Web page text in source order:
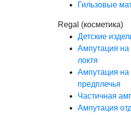
Гильзовые
Regal (косметика)
Детские
Ампутация на
локтя
Ампутация на
предплечья
Частичная
Ампутация